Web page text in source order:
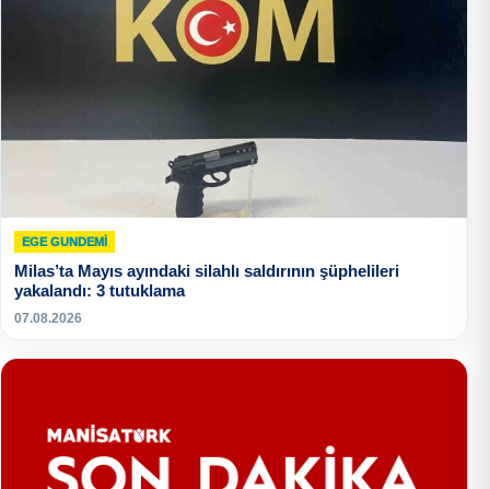
EGE GUNDEMİ
Milas’ta Mayıs ayındaki silahlı saldırının şüphelileri
yakalandı: 3 tutuklama
07.08.2026